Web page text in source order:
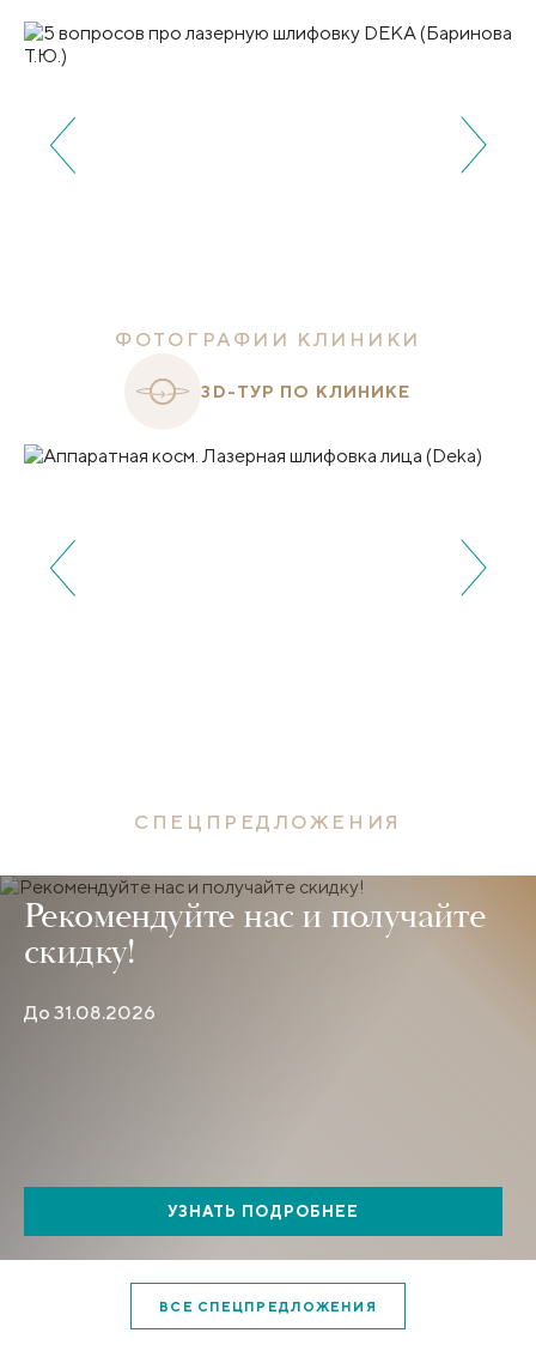
ФОТОГРАФИИ КЛИНИКИ
3D-ТУР ПО КЛИНИКЕ
СПЕЦПРЕДЛОЖЕНИЯ
Рекомендуйте нас и получайте
скидку!
До 31.08.2026
УЗНАТЬ ПОДРОБНЕЕ
ВСЕ СПЕЦПРЕДЛОЖЕНИЯ